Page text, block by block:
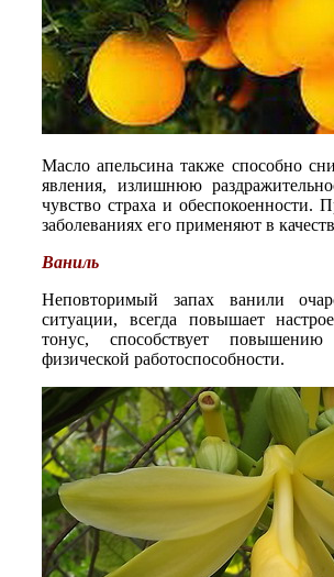
Масло апельсина также способно
явления, излишнюю
чувство страха и обеспокоенности.
заболеваниях его применяют в
Ваниль
Неповторимый запах ванили
ситуации, всегда повышает
тонус, способствует повышению
физической работоспособности.